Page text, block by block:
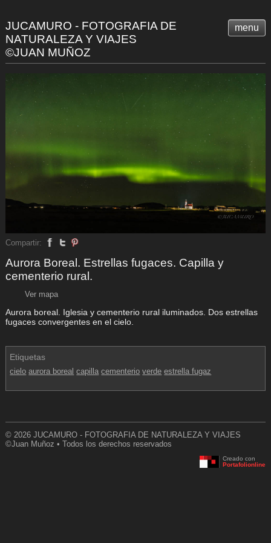
menu
JUCAMURO - FOTOGRAFIA DE
NATURALEZA Y VIAJES
©JUAN MUÑOZ
Compartir:
Aurora Boreal. Estrellas fugaces. Capilla y
cementerio rural.
Ver mapa
Aurora boreal. Iglesia y cementerio rural iluminados. Dos estrellas
fugaces convergentes en el cielo.
Etiquetas
cielo aurora boreal capilla cementerio verde estrella fugaz
© 2026 JUCAMURO - FOTOGRAFIA DE NATURALEZA Y VIAJES
©Juan Muñoz • Todos los derechos reservados
Creado con
Portafolionline